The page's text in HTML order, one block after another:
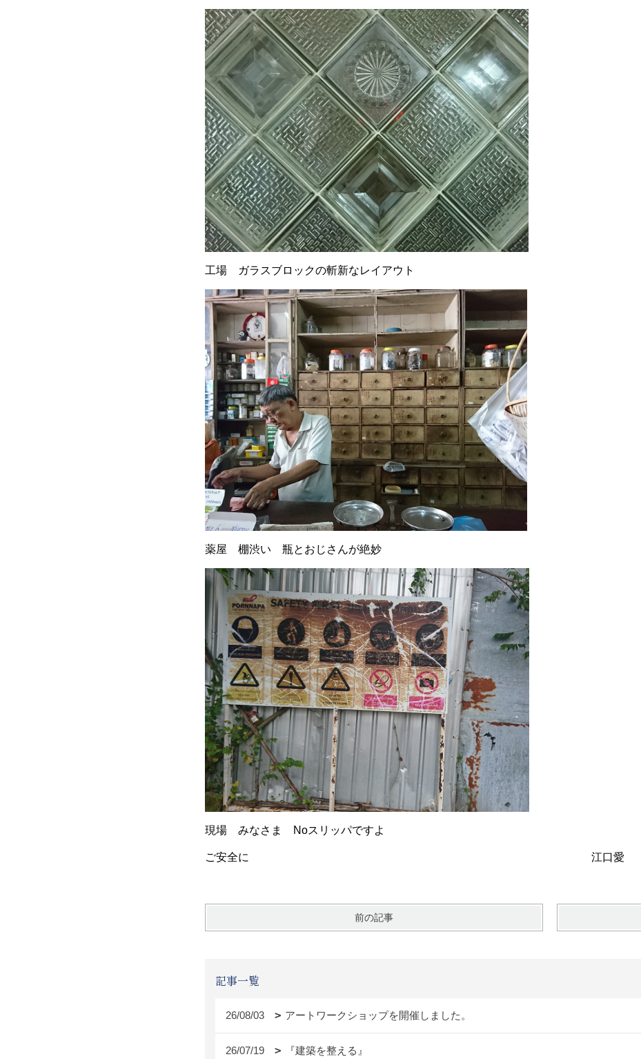
工場 ガラスブロックの斬新なレイアウト
薬屋 棚渋い 瓶とおじさんが絶妙
現場 みなさま Noスリッパですよ
ご安全に 江口愛
前の記事
記事一覧
26/08/03 アートワークショップを開催しました。
26/07/19 『建築を整える』